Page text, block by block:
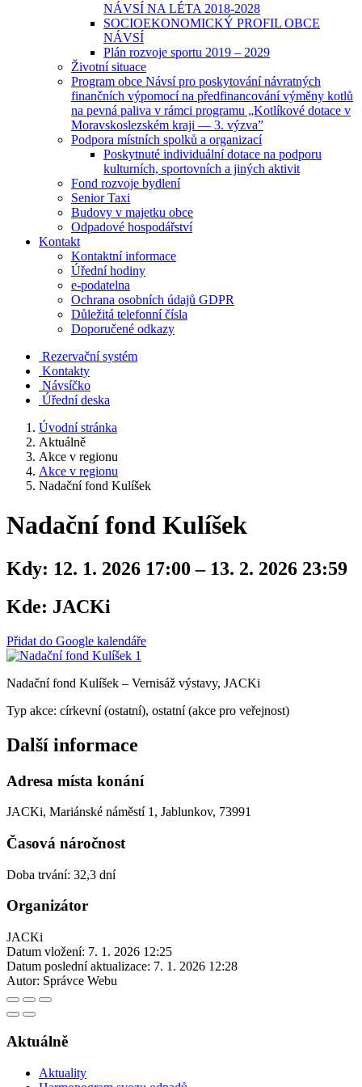
NÁVSÍ NA LÉTA 2018-2028
SOCIOEKONOMICKÝ PROFIL OBCE
NÁVSÍ
Plán rozvoje sportu 2019 – 2029
Životní situace
Program obce Návsí pro poskytování návratných
finančních výpomocí na předfinancování výměny kotlů
na pevná paliva v rámci programu „Kotlíkové dotace v
Moravskoslezském kraji — 3. výzva”
Podpora místních spolků a organizací
Poskytnuté individuální dotace na podporu
kulturních, sportovních a jiných aktivit
Fond rozvoje bydlení
Senior Taxi
Budovy v majetku obce
Odpadové hospodářství
Kontakt
Kontaktní informace
Úřední hodiny
e-podatelna
Ochrana osobních údajů GDPR
Důležitá telefonní čísla
Doporučené odkazy
Rezervační systém
Kontakty
Návsíčko
Úřední deska
Úvodní stránka
Aktuálně
Akce v regionu
Akce v regionu
Nadační fond Kulíšek
Nadační fond Kulíšek
Kdy: 12. 1. 2026 17:00 – 13. 2. 2026 23:59
Kde: JACKi
Přidat do Google kalendáře
Nadační fond Kulíšek – Vernisáž výstavy, JACKi
Typ akce: církevní (ostatní), ostatní (akce pro veřejnost)
Další informace
Adresa místa konání
JACKi, Mariánské náměstí 1, Jablunkov, 73991
Časová náročnost
Doba trvání: 32,3 dní
Organizátor
JACKi
Datum vložení: 7. 1. 2026 12:25
Datum poslední aktualizace: 7. 1. 2026 12:28
Autor: Správce Webu
Aktuálně
Aktuality